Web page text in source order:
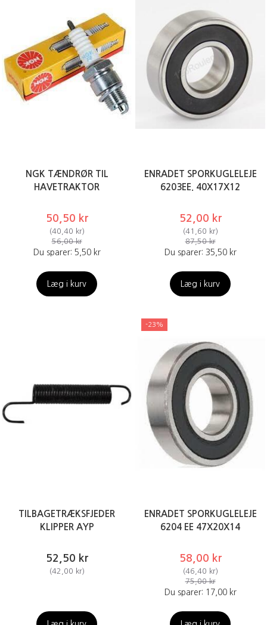
NGK TÆNDRØR TIL
HAVETRAKTOR
50,50 kr
(40,40 kr)
56,00 kr
Du sparer: 5,50 kr
Læg i kurv
ENRADET SPORKUGLELEJE
6203EE. 40X17X12
52,00 kr
(41,60 kr)
87,50 kr
Du sparer: 35,50 kr
Læg i kurv
TILBAGETRÆKSFJEDER
KLIPPER AYP
52,50 kr
(42,00 kr)
-23%
ENRADET SPORKUGLELEJE
6204 EE 47X20X14
58,00 kr
(46,40 kr)
75,00 kr
Du sparer: 17,00 kr